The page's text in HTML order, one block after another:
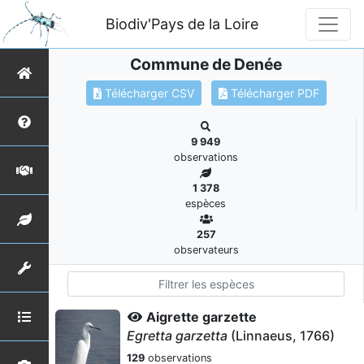
Biodiv'Pays de la Loire
Commune de Denée
Télécharger CSV Télécharger PDF
9 949
observations
1 378
espèces
257
observateurs
Aigrette garzette
Egretta garzetta (Linnaeus, 1766)
129 observations